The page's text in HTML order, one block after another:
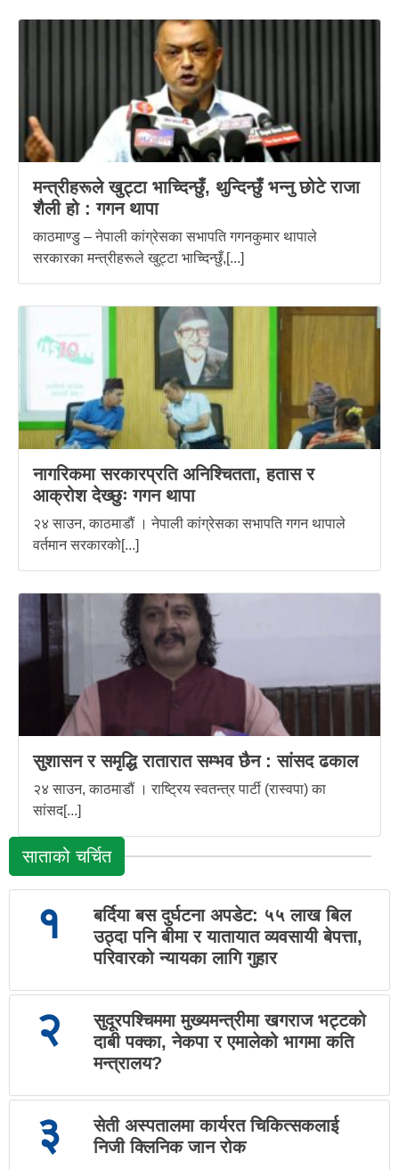
मन्त्रीहरूले खुट्टा भाच्दिन्छुँ, थुन्दिन्छुँ भन्नु छोटे राजा
शैली हो : गगन थापा
काठमाण्डु – नेपाली कांग्रेसका सभापति गगनकुमार थापाले
सरकारका मन्त्रीहरूले खुट्टा भाच्दिन्छुँ,[...]
नागरिकमा सरकारप्रति अनिश्चितता, हतास र
आक्रोश देख्छुः गगन थापा
२४ साउन, काठमाडौं । नेपाली कांग्रेसका सभापति गगन थापाले
वर्तमान सरकारको[...]
सुशासन र समृद्धि रातारात सम्भव छैन : सांसद ढकाल
२४ साउन, काठमाडौं । राष्ट्रिय स्वतन्त्र पार्टी (रास्वपा) का
सांसद[...]
साताको चर्चित
१
बर्दिया बस दुर्घटना अपडेट: ५५ लाख बिल
उठ्दा पनि बीमा र यातायात व्यवसायी बेपत्ता,
परिवारको न्यायका लागि गुहार
२
सुदूरपश्चिममा मुख्यमन्त्रीमा खगराज भट्टको
दाबी पक्का, नेकपा र एमालेको भागमा कति
मन्त्रालय?
३
सेती अस्पतालमा कार्यरत चिकित्सकलाई
निजी क्लिनिक जान रोक